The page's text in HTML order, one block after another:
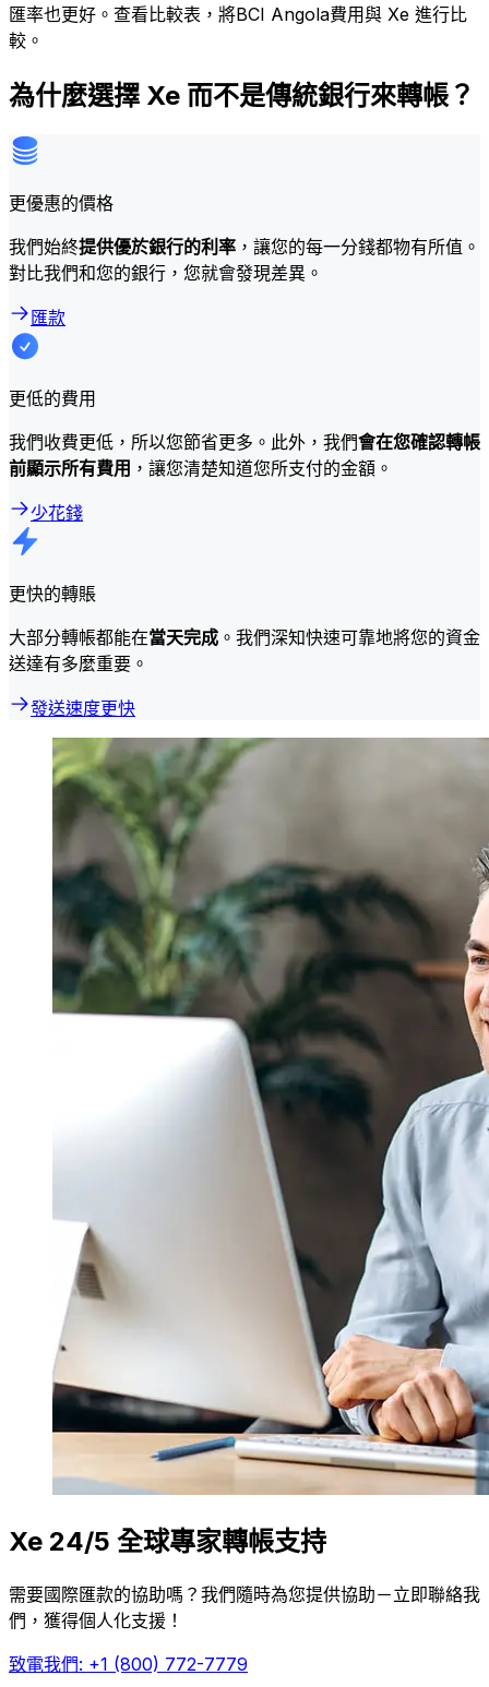
匯率也更好。查看比較表，將BCI Angola費用與 Xe 進行比
較。
為什麼選擇 Xe 而不是傳統銀行來轉帳？
更優惠的價格
我們始終提供優於銀行的利率 ，讓您的每一分錢都物有所值。
對比我們和您的銀行，您就會發現差異。
匯款
更低的費用
我們收費更低，所以您節省更多。此外，我們會在您確認轉帳
前顯示所有費用 ，讓您清楚知道您所支付的金額。
少花錢
更快的轉賬
大部分轉帳都能在當天完成 。我們深知快速可靠地將您的資金
送達有多麼重要。
發送速度更快
Xe 24/5 全球專家轉帳支持
需要國際匯款的協助嗎？我們隨時為您提供協助－立即聯絡我
們，獲得個人化支援！
致電我們: +1 (800) 772-7779